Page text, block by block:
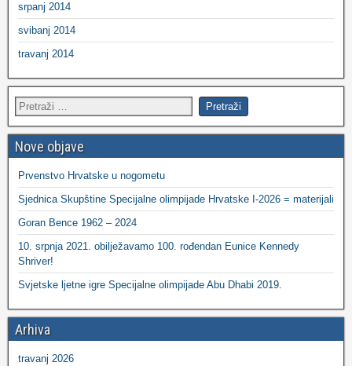
srpanj 2014
svibanj 2014
travanj 2014
Nove objave
Prvenstvo Hrvatske u nogometu
Sjednica Skupštine Specijalne olimpijade Hrvatske I-2026 = materijali
Goran Bence 1962 – 2024
10. srpnja 2021. obilježavamo 100. rođendan Eunice Kennedy
Shriver!
Svjetske ljetne igre Specijalne olimpijade Abu Dhabi 2019.
Arhiva
travanj 2026